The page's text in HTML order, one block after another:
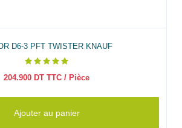
D6-3 PFT TWISTER KNAUF
204.900 DT TTC / Pièce
Ajouter au panier